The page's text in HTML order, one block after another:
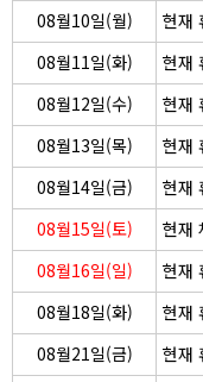
08월10일(월)
현재
08월11일(화)
현재
08월12일(수)
현재
08월13일(목)
현재
08월14일(금)
현재
08월15일(토)
현재
08월16일(일)
현재
08월18일(화)
현재
08월21일(금)
현재